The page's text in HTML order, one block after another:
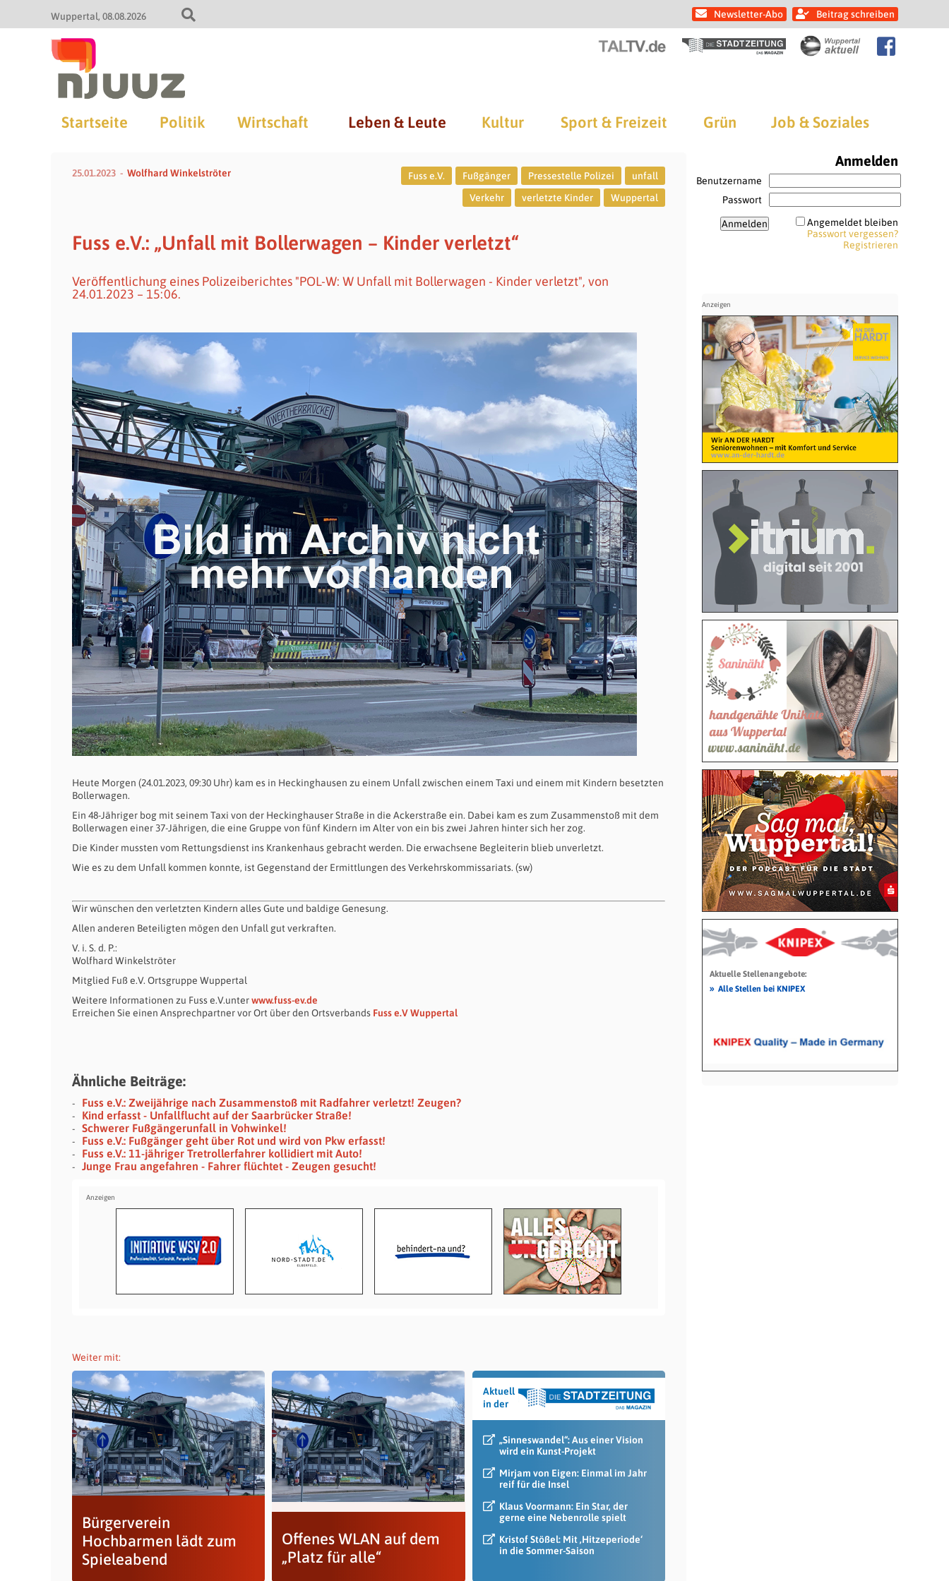
Wuppertal 08.08.2026 Newsletter-Abo Beitrag schreiben
Startseite Politik Wirtschaft Leben & Leute Kultur Sport & Freizeit Grün Job & Soziales
25.01.2023 Wolfhard Winkelströter Fuss e.V. Fußgänger Pressestelle Polizei
unfall
Verkehr
verletzte Kinder Wuppertal
Fuss e.V.: „Unfall mit Bollerwagen – Kinder verletzt“
Veröffentlichung eines Polizeiberichtes "POL-W: W Unfall mit Bollerwagen - Kinder verletzt", von
24.01.2023 – 15:06.
Heute Morgen (24.01.2023, 09:30 Uhr) kam es in Heckinghausen zu einem Unfall zwischen einem Taxi und einem mit Kindern besetzten
Bollerwagen.
Ein 48-Jähriger bog mit seinem Taxi von der Heckinghauser Straße in die Ackerstraße ein. Dabei kam es zum Zusammenstoß mit dem
Bollerwagen einer 37-Jährigen, die eine Gruppe von fünf Kindern im Alter von ein bis zwei Jahren hinter sich her zog.
Die Kinder mussten vom Rettungsdienst ins Krankenhaus gebracht werden. Die erwachsene Begleiterin blieb unverletzt.
Wie es zu dem Unfall kommen konnte, ist Gegenstand der Ermittlungen des Verkehrskommissariats. (sw)
Wir wünschen den verletzten Kindern alles Gute und baldige Genesung.
Allen anderen Beteiligten mögen den Unfall gut verkraften.
V. i. S. d. P.:
Wolfhard Winkelströter
Mitglied Fuß e.V. Ortsgruppe Wuppertal
Weitere Informationen zu Fuss e.V.unterwww.fuss-ev.de
Erreichen Sie einen Ansprechpartner vor Ort über den Ortsverbands Fuss e.V Wuppertal
Ähnliche Beiträge:
Fuss e.V.: Zweijährige nach Zusammenstoß mit Radfahrer verletzt! Zeugen?
Kind erfasst - Unfallflucht auf der Saarbrücker Straße!
Schwerer Fußgängerunfall in Vohwinkel!
Fuss e.V.: Fußgänger geht über Rot und wird von Pkw erfasst!
Fuss e.V.: 11-jähriger Tretrollerfahrer kollidiert mit Auto!
Junge Frau angefahren - Fahrer flüchtet - Zeugen gesucht!
Weiter mit:
Bürgerverein
Hochbarmen lädt zum
Spieleabend
Offenes WLAN auf dem
„Platz für alle“
Aktuell
in der
„Sinneswandel“: Aus einer Vision
wird ein Kunst-Projekt
Mirjam von Eigen: Einmal im Jahr
reif für die Insel
Klaus Voormann: Ein Star, der
gerne eine Nebenrolle spielt
Kristof Stößel: Mit ‚Hitzeperiode‘
in die Sommer-Saison
Anmelden
Benutzername
Passwort
Angemeldet bleiben
Passwort vergessen?
Registrieren
Aktuelle Stellenangebote:
» Alle Stellen bei KNIPEX